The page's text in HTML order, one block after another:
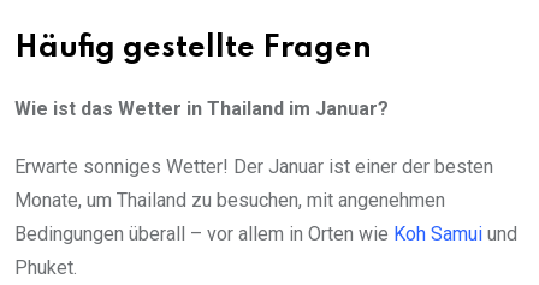
Häufig gestellte Fragen
Wie ist das Wetter in Thailand im Januar?
Erwarte sonniges Wetter! Der Januar ist einer der besten
Monate, um Thailand zu besuchen, mit angenehmen
Bedingungen überall – vor allem in Orten wie Koh Samui und
Phuket.